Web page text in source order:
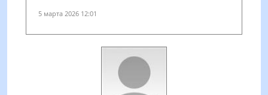
5 марта 2026 12:01